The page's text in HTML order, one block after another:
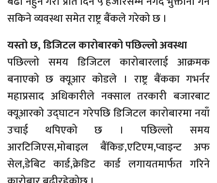
सकिने व्यवस्था समेत राष्ट्र बैंकले गरेको छ ।
यस्तो छ, डिजिटल कारोबारको पछिल्लो अवस्था
पछिल्लो समय डिजिटल कारोबारलाई आक्रमक
बनाएको छ क्यूआर कोडले । राष्ट्र बैंकका गभर्नर
महाप्रसाद अधिकारीले नक्साल तरकारी बजारबाट
क्यूआरको उद्घाटन गरेपछि डिजिटल कारोबारमा नयाँ
उचाई थपिएको छ । पछिल्लो समय
आरटिजिएस,मोबाइल बैंकिङ,एटिएम,प्वाइन्ट अफ
सेल,डेबिट कार्ड,क्रेडिट कार्ड लगायतमार्फत गरिने